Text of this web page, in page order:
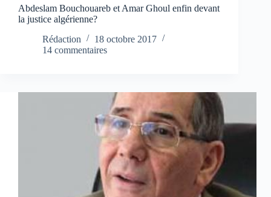
Abdeslam Bouchouareb et Amar Ghoul enfin devant
la justice algérienne?
Rédaction
18 octobre 2017
14 commentaires